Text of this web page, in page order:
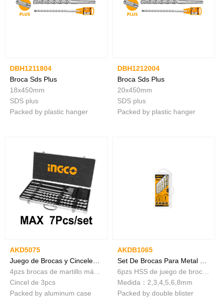
DBH1211804
Broca Sds Plus
18x450mm
SDS plus
Packed by plastic hanger
DBH1212004
Broca Sds Plus
20x450mm
SDS plus
Packed by plastic hanger
AKD5075
Juego de Brocas y Cinceles SDS Max - 7 Piezas
4pzs brocas de martillo máx y 3pzs cinceles
Cincel de 3pcs
Packed by aluminum case
AKDB1065
Set De Brocas Para Metal Hss - 6 Piezas
6pzs HSS de juego de brocas helicoidales
Medida：2,3,4,5,6,8mm
Packed by double blister